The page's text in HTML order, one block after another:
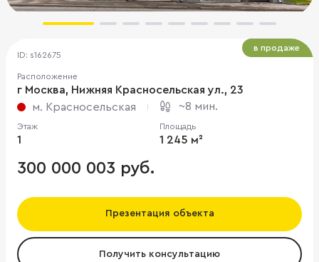
ID: s162675
Расположение
г Москва, Нижняя Красносельская ул., 23
м. Красносельская
~8 мин.
Этаж
1
Площадь
1 245 м²
300 000 003 руб.
Презентация объекта
Получить консультацию
в продаже